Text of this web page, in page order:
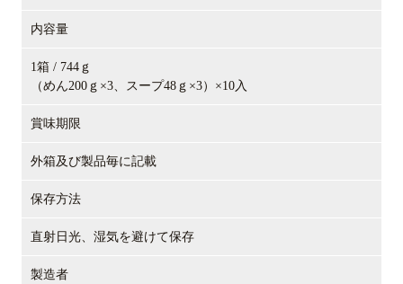
内容量
1箱 / 744ｇ
（めん200ｇ×3、スープ48ｇ×3）×10入
賞味期限
外箱及び製品毎に記載
保存方法
直射日光、湿気を避けて保存
製造者